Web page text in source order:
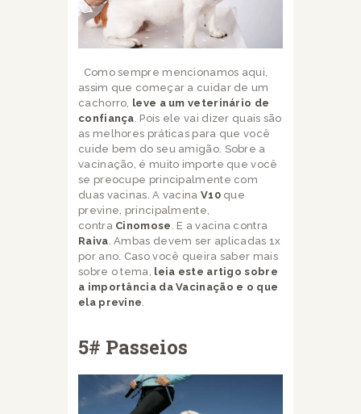
Como sempre mencionamos aqui,
assim que começar a cuidar de um
cachorro, leve a um veterinário de
confiança . Pois ele vai dizer quais são
as melhores práticas para que você
cuide bem do seu amigão. Sobre a
vacinação, é muito importe que você
se preocupe principalmente com
duas vacinas. A vacina V10que
previne, principalmente,
contra Cinomose . E a vacina contra
Raiva . Ambas devem ser aplicadas 1x
por ano. Caso você queira saber mais
sobre o tema,
leia este artigo sobre
a importância da Vacinação e o que
ela previne
5# Passeios